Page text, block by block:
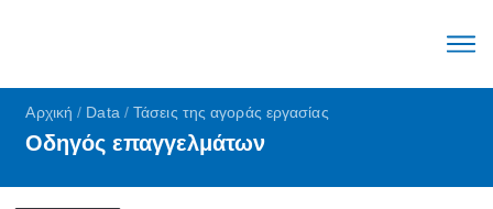
Αρχική / Data/Τάσεις της αγοράς εργασίας
Οδηγός επαγγελμάτων